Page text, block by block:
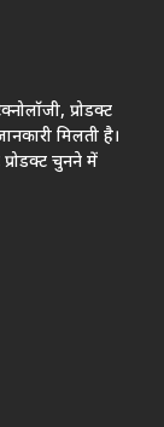
प्रोडक्ट
मिलती है।
चुनने में